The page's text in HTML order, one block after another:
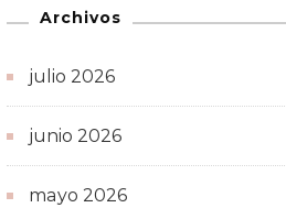
Archivos
julio 2026
junio 2026
mayo 2026